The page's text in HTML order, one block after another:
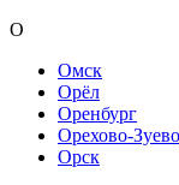
О
Омск
Орёл
Оренбург
Орехово-Зуево
Орск